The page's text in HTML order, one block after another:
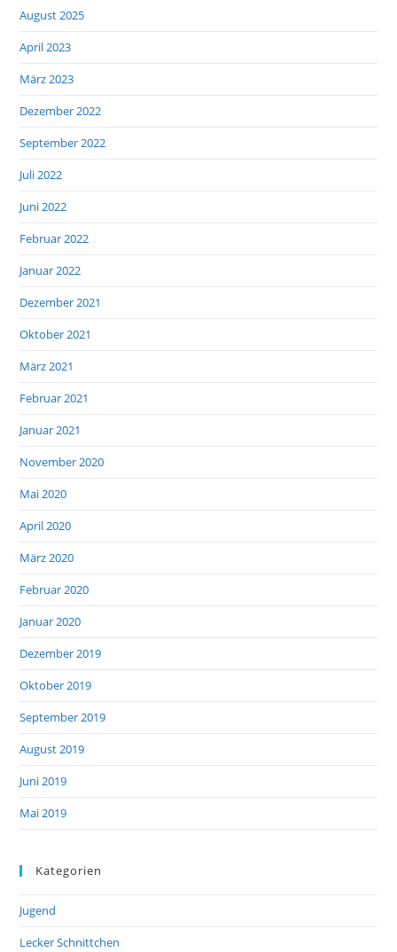
August 2025
April 2023
März 2023
Dezember 2022
September 2022
Juli 2022
Juni 2022
Februar 2022
Januar 2022
Dezember 2021
Oktober 2021
März 2021
Februar 2021
Januar 2021
November 2020
Mai 2020
April 2020
März 2020
Februar 2020
Januar 2020
Dezember 2019
Oktober 2019
September 2019
August 2019
Juni 2019
Mai 2019
Kategorien
Jugend
Lecker Schnittchen